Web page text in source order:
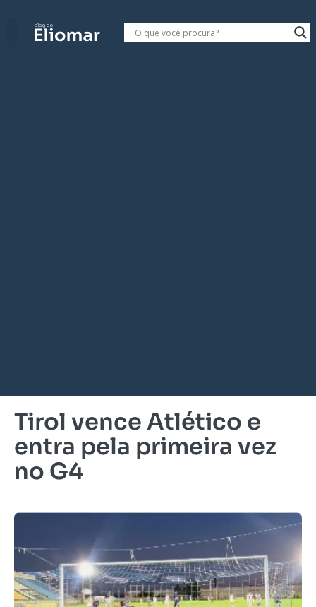
Tirol vence Atlético e
entra pela primeira vez
no G4